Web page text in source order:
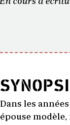
Dans les
épouse modèle,